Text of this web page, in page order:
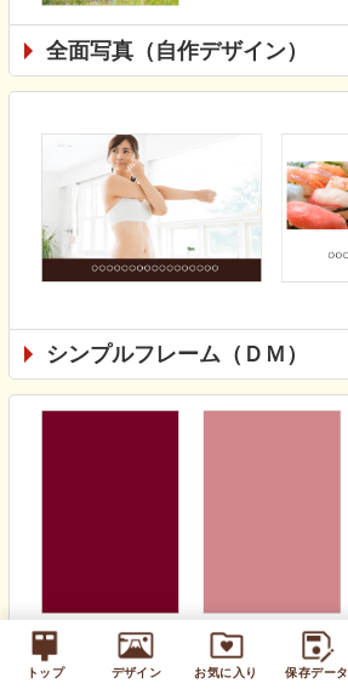
トップ デザイン お気に入り 保存データ
全面写真（自作デザイン）
シンプルフレーム（ＤＭ）
無地カラー（通年）